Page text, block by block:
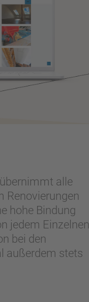
alle
Renovierungen
hohe Bindung
jedem Einzelnen
bei den
außerdem stets